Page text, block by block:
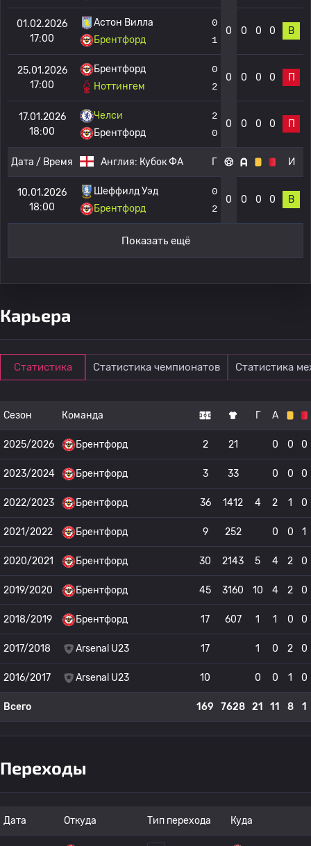
01.02.2026
17:00
Астон Вилла
Брентфорд
0
1
0 0 0 0 В
25.01.2026
17:00
Брентфорд
Ноттингем
0
2
0 0 0 0 П
17.01.2026
18:00
Челси
Брентфорд
2
0
0 0 0 0 П
Дата / Время Англия: Кубок ФА Г И
10.01.2026
18:00
Шеффилд Уэд
Брентфорд
0
2
0 0 0 0 В
Показать ещё
Карьера
Статистика Статистика чемпионатов Статистика
Сезон Команда Г А
2025/2026 Брентфорд 2 21 0 0 0
2023/2024 Брентфорд 3 33 0 0 0
2022/2023 Брентфорд 36 1412 4 2 1 0
2021/2022 Брентфорд 9 252 0 0 1
2020/2021 Брентфорд 30 2143 5 4 2 0
2019/2020 Брентфорд 45 3160 10 4 2 0
2018/2019 Брентфорд 17 607 1 1 0 0
2017/2018 Arsenal U23 17 1 0 2 0
2016/2017 Arsenal U23 10 0 0 1 0
Всего 169 7628 21 11 8 1
Переходы
Дата Откуда Тип перехода Куда